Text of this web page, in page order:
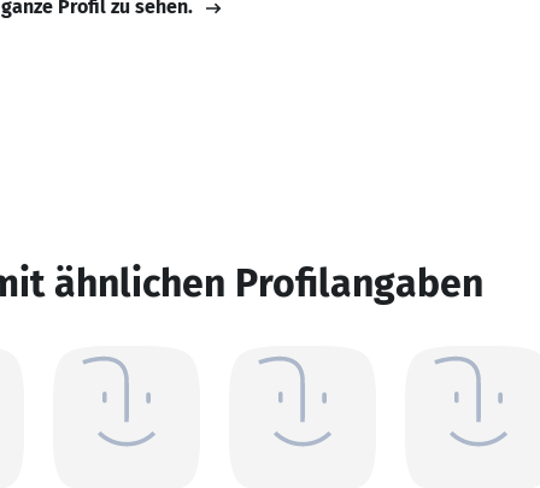
Profil zu sehen.
ähnlichen Profilangaben